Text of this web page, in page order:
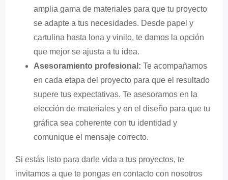
amplia gama de materiales para que tu proyecto
se adapte a tus necesidades. Desde papel y
cartulina hasta lona y vinilo, te damos la opción
que mejor se ajusta a tu idea.
Asesoramiento profesional: Te acompañamos
en cada etapa del proyecto para que el resultado
supere tus expectativas. Te asesoramos en la
elección de materiales y en el diseño para que tu
gráfica sea coherente con tu identidad y
comunique el mensaje correcto.
Si estás listo para darle vida a tus proyectos, te
invitamos a que te pongas en contacto con nosotros